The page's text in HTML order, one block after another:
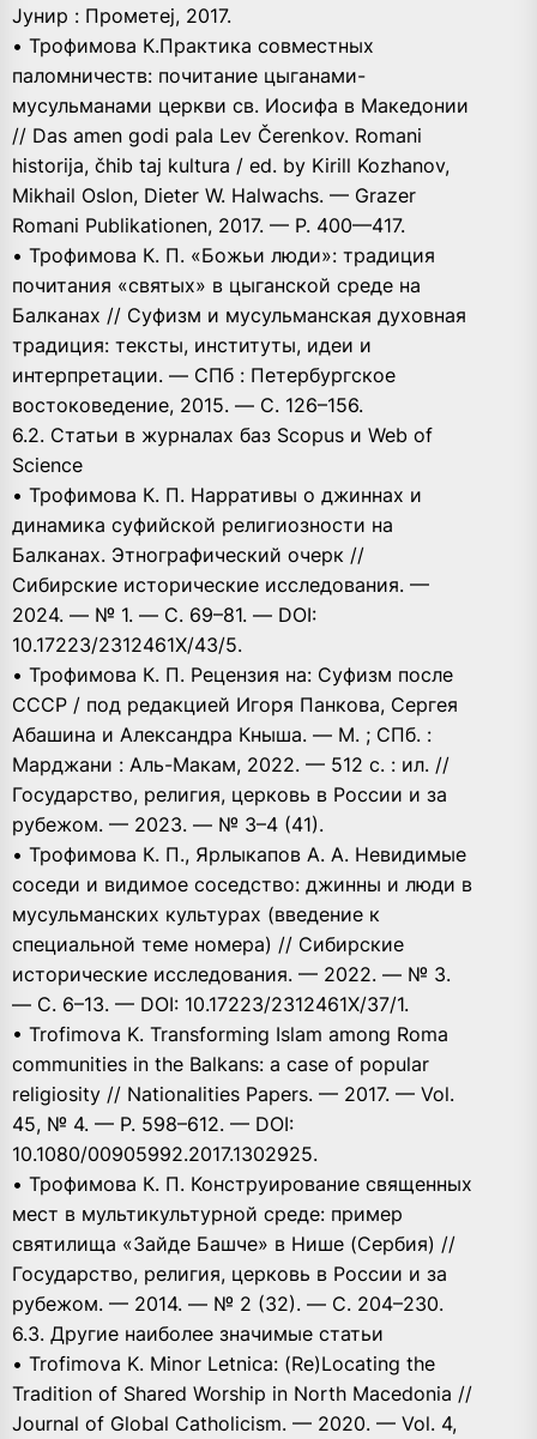
Jунир : Прометеj, 2017.
• Трофимова К.Практика совместных
паломничеств: почитание цыганами-
мусульманами церкви св. Иосифа в Македонии
// Das amen godi pala Lev Čerenkov. Romani
historija, čhib taj kultura / ed. by Kirill Kozhanov,
Mikhail Oslon, Dieter W. Halwachs. — Grazer
Romani Publikationen, 2017. — P. 400—417.
• Трофимова К. П. «Божьи люди»: традиция
почитания «святых» в цыганской среде на
Балканах // Суфизм и мусульманская духовная
традиция: тексты, институты, идеи и
интерпретации. — СПб : Петербургское
востоковедение, 2015. — C. 126–156.
6.2. Статьи в журналах баз Scopus и Web of
Science
• Трофимова К. П. Нарративы о джиннах и
динамика суфийской религиозности на
Балканах. Этнографический очерк //
Сибирские исторические исследования. —
2024. — № 1. — С. 69–81. — DOI:
10.17223/2312461X/43/5.
• Трофимова К. П. Рецензия на: Суфизм после
СССР / под редакцией Игоря Панкова, Сергея
Абашина и Александра Кныша. — М. ; СПб. :
Марджани : Аль-Макам, 2022. — 512 с. : ил. //
Государство, религия, церковь в России и за
рубежом. — 2023. — № 3–4 (41).
• Трофимова К. П., Ярлыкапов А. А. Невидимые
соседи и видимое соседство: джинны и люди в
мусульманских культурах (введение к
специальной теме номера) // Сибирские
исторические исследования. — 2022. — № 3.
— C. 6–13. — DOI: 10.17223/2312461X/37/1.
• Trofimova K. Transforming Islam among Roma
communities in the Balkans: a case of popular
religiosity // Nationalities Papers. — 2017. — Vol.
45, № 4. — P. 598–612. — DOI:
10.1080/00905992.2017.1302925.
• Трофимова К. П. Конструирование священных
мест в мультикультурной среде: пример
святилища «Зайде Башче» в Нише (Сербия) //
Государство, религия, церковь в России и за
рубежом. — 2014. — № 2 (32). — С. 204–230.
6.3. Другие наиболее значимые статьи
• Trofimova K. Minor Letnica: (Re)Locating the
Tradition of Shared Worship in North Macedonia //
Journal of Global Catholicism. — 2020. — Vol. 4,